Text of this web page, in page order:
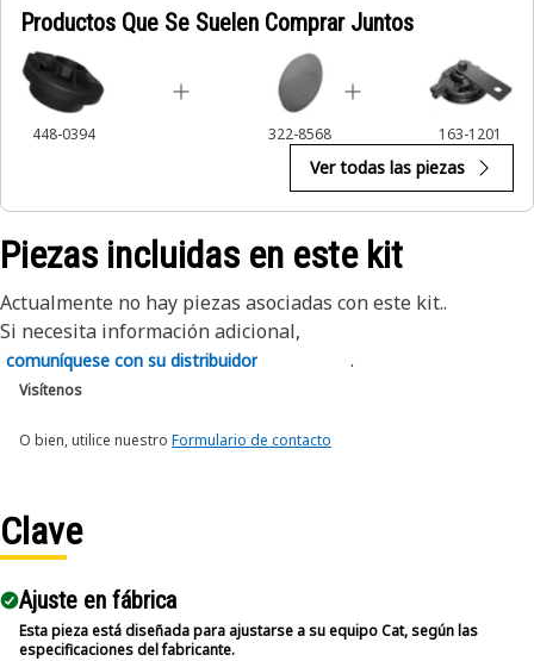
Productos Que Se Suelen Comprar Juntos
448-0394 322-8568 163-1201
Ver todas las piezas
Piezas incluidas en este kit
Actualmente no hay piezas asociadas con este kit..
Si necesita información adicional,
comuníquese con su distribuidor
Visítenos
O bien, utilice nuestro Formulario de contacto
.
Clave
Ajuste en fábrica
Esta pieza está diseñada para ajustarse a su equipo Cat, según las
especificaciones del fabricante.